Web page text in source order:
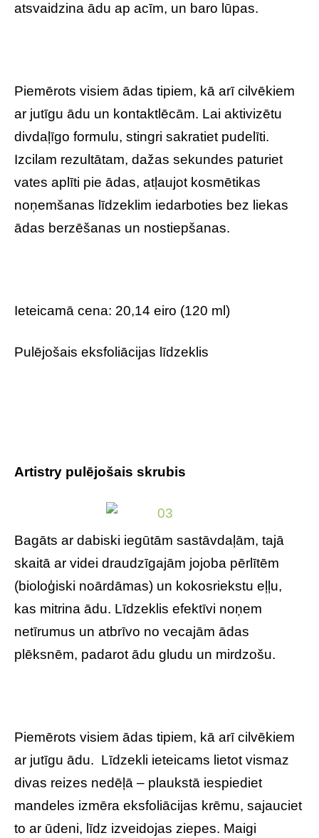
atsvaidzina ādu ap acīm, un baro lūpas.
Piemērots visiem ādas tipiem, kā arī cilvēkiem
ar jutīgu ādu un kontaktlēcām. Lai aktivizētu
divdaļīgo formulu, stingri sakratiet pudelīti.
Izcilam rezultātam, dažas sekundes paturiet
vates aplīti pie ādas, atļaujot kosmētikas
noņemšanas līdzeklim iedarboties bez liekas
ādas berzēšanas un nostiepšanas.
Ieteicamā cena: 20,14 eiro (120 ml)
Pulējošais eksfoliācijas līdzeklis
Artistry pulējošais skrubis
Bagāts ar dabiski iegūtām sastāvdaļām, tajā
skaitā ar videi draudzīgajām jojoba pērlītēm
(bioloģiski noārdāmas) un kokosriekstu eļļu,
kas mitrina ādu. Līdzeklis efektīvi noņem
netīrumus un atbrīvo no vecajām ādas
plēksnēm, padarot ādu gludu un mirdzošu.
Piemērots visiem ādas tipiem, kā arī cilvēkiem
ar jutīgu ādu. Līdzekli ieteicams lietot vismaz
divas reizes nedēļā – plaukstā iespiediet
mandeles izmēra eksfoliācijas krēmu, sajauciet
to ar ūdeni, līdz izveidojas ziepes. Maigi